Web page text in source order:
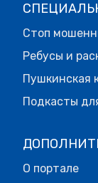
Стоп
Ребусы и
Пушкинская
Подкасты
О портале